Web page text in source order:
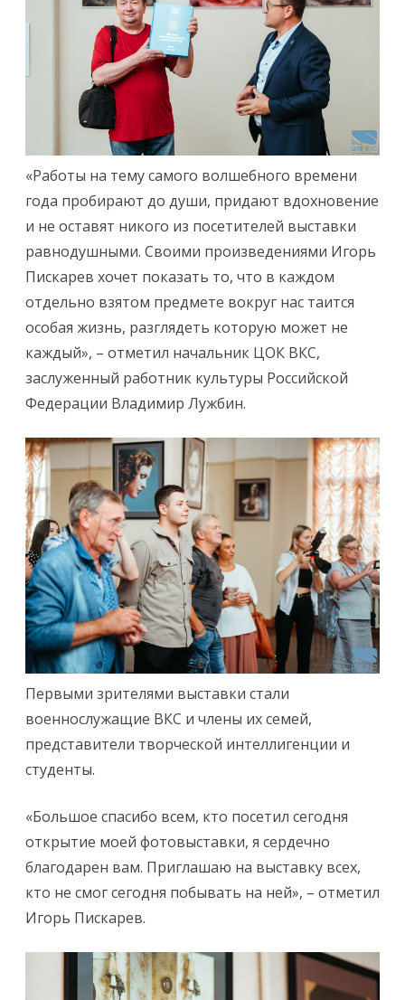
«Работы на тему самого волшебного времени
года пробирают до души, придают вдохновение
и не оставят никого из посетителей выставки
равнодушными. Своими произведениями Игорь
Пискарев хочет показать то, что в каждом
отдельно взятом предмете вокруг нас таится
особая жизнь, разглядеть которую может не
каждый», – отметил начальник ЦОК ВКС,
заслуженный работник культуры Российской
Федерации Владимир Лужбин.
Первыми зрителями выставки стали
военнослужащие ВКС и члены их семей,
представители творческой интеллигенции и
студенты.
«Большое спасибо всем, кто посетил сегодня
открытие моей фотовыставки, я сердечно
благодарен вам. Приглашаю на выставку всех,
кто не смог сегодня побывать на ней», – отметил
Игорь Пискарев.